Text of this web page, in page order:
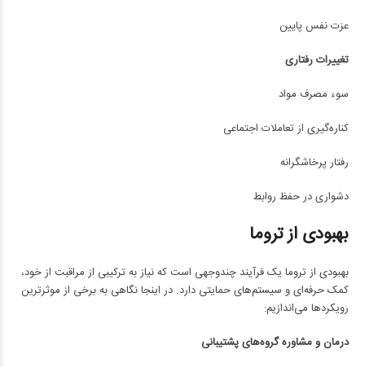
عزت نفس پایین
تغییرات رفتاری
سوء مصرف مواد
کناره‌گیری از تعاملات اجتماعی
رفتار پرخاشگرانه
دشواری در حفظ روابط
بهبودی از تروما
بهبودی از تروما یک فرآیند چندوجهی است که نیاز به ترکیبی از مراقبت از خود،
کمک حرفه‌ای و سیستم‌های حمایتی دارد. در اینجا نگاهی به برخی از موثرترین
رویکردها می‌اندازیم:
درمان و مشاوره گروه‌های پشتیبانی